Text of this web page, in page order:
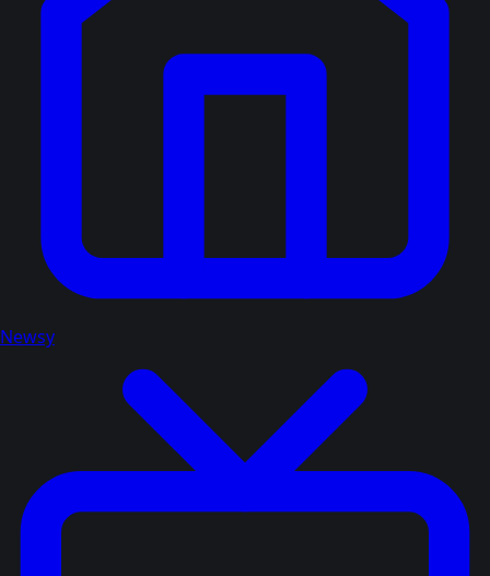
Newsy